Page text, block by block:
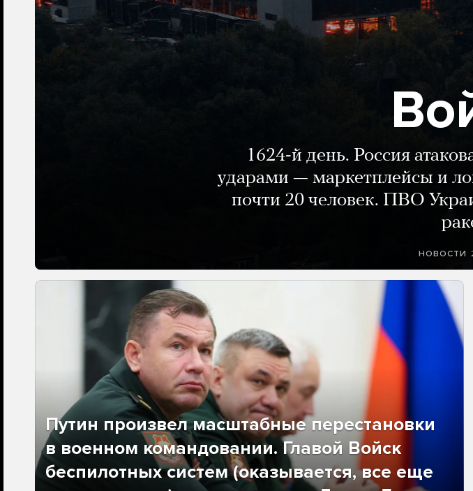
1624-й день. Россия
ударами — маркетплейсы и
почти 20 человек. ПВО
НОВОСТИ
Путин произвел масштабные перестановки
в военном командовании. Главой Войск
беспилотных систем (оказывается, все еще